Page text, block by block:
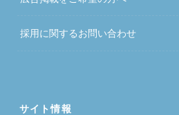
採用に関するお問い合わせ
サイト情報